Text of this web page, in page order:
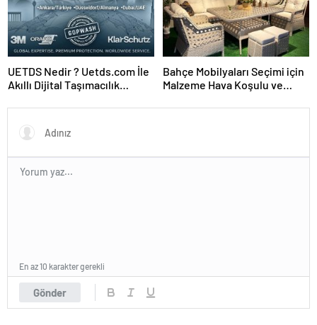
UETDS Nedir ? Uetds.com İle
Akıllı Dijital Taşımacılık
Bahçe Mobilyaları Seçimi için
Malzeme Hava Koşulu ve
Gönder
En az 10 karakter gerekli